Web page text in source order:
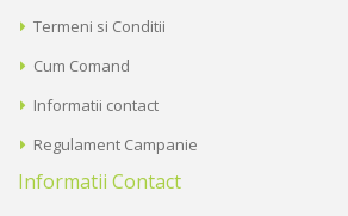
Termeni si Conditii
Cum Comand
Informatii contact
Regulament Campanie
Informatii Contact